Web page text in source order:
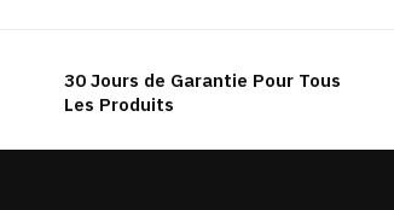
30 Jours de Garantie Pour Tous
Les Produits